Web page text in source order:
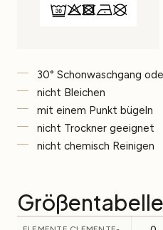
30° Schonwaschgang
nicht Bleichen
mit einem Punkt bügeln
nicht Trockner geeignet
nicht chemisch Reinigen
Größentabelle